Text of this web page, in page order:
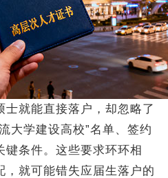
就能直接落户，却忽略了
大学建设高校”名单、签约
键条件。这些要求环环相
，就可能错失应届生落户的